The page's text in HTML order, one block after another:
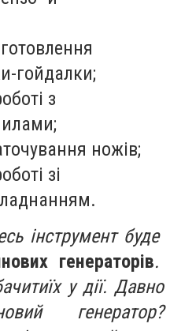
гойдалки;
з
ножів;
зі
інструмент буде
генераторів.
їх у дії. Давно
генератор?